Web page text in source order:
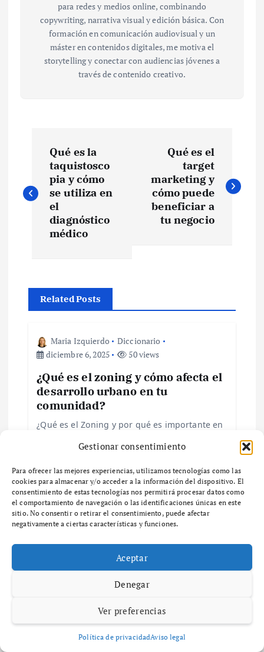
Gestionar consentimiento
Para ofrecer las mejores experiencias, utilizamos tecnologías como las
cookies para almacenar y/o acceder a la información del dispositivo. El
consentimiento de estas tecnologías nos permitirá procesar datos como
el comportamiento de navegación o las identificaciones únicas en este
sitio. No consentir o retirar el consentimiento, puede afectar
negativamente a ciertas características y funciones.
Aceptar
Denegar
Ver preferencias
Política de privacidadAviso legal
para redes y medios online, combinando
copywriting, narrativa visual y edición básica. Con
formación en comunicación audiovisual y un
máster en contenidos digitales, me motiva el
storytelling y conectar con audiencias jóvenes a
través de contenido creativo.
v
a
c
e
n
t
r
d
Qué es la
taquistosco
pia y cómo
se utiliza en
el
diagnóstico
médico
Qué es el
target
marketing y
cómo puede
beneficiar a
tu negocio
Related Posts
Maria Izquierdo
Diccionario
diciembre 6, 2025
50 views
¿Qué es el zoning y cómo afecta el
desarrollo urbano en tu
comunidad?
¿Qué es el Zoning y por qué es importante en
qué es importante en el desarrollo urbano? El
Maria Izquierdo
Diccionario
58 views
Guía completa sobre zonas de
¿Qué son las Zonas de Ventas y por qué son
importantes para tu negocio? ¿Qué son las
zonas de ventas y por qué son importantes